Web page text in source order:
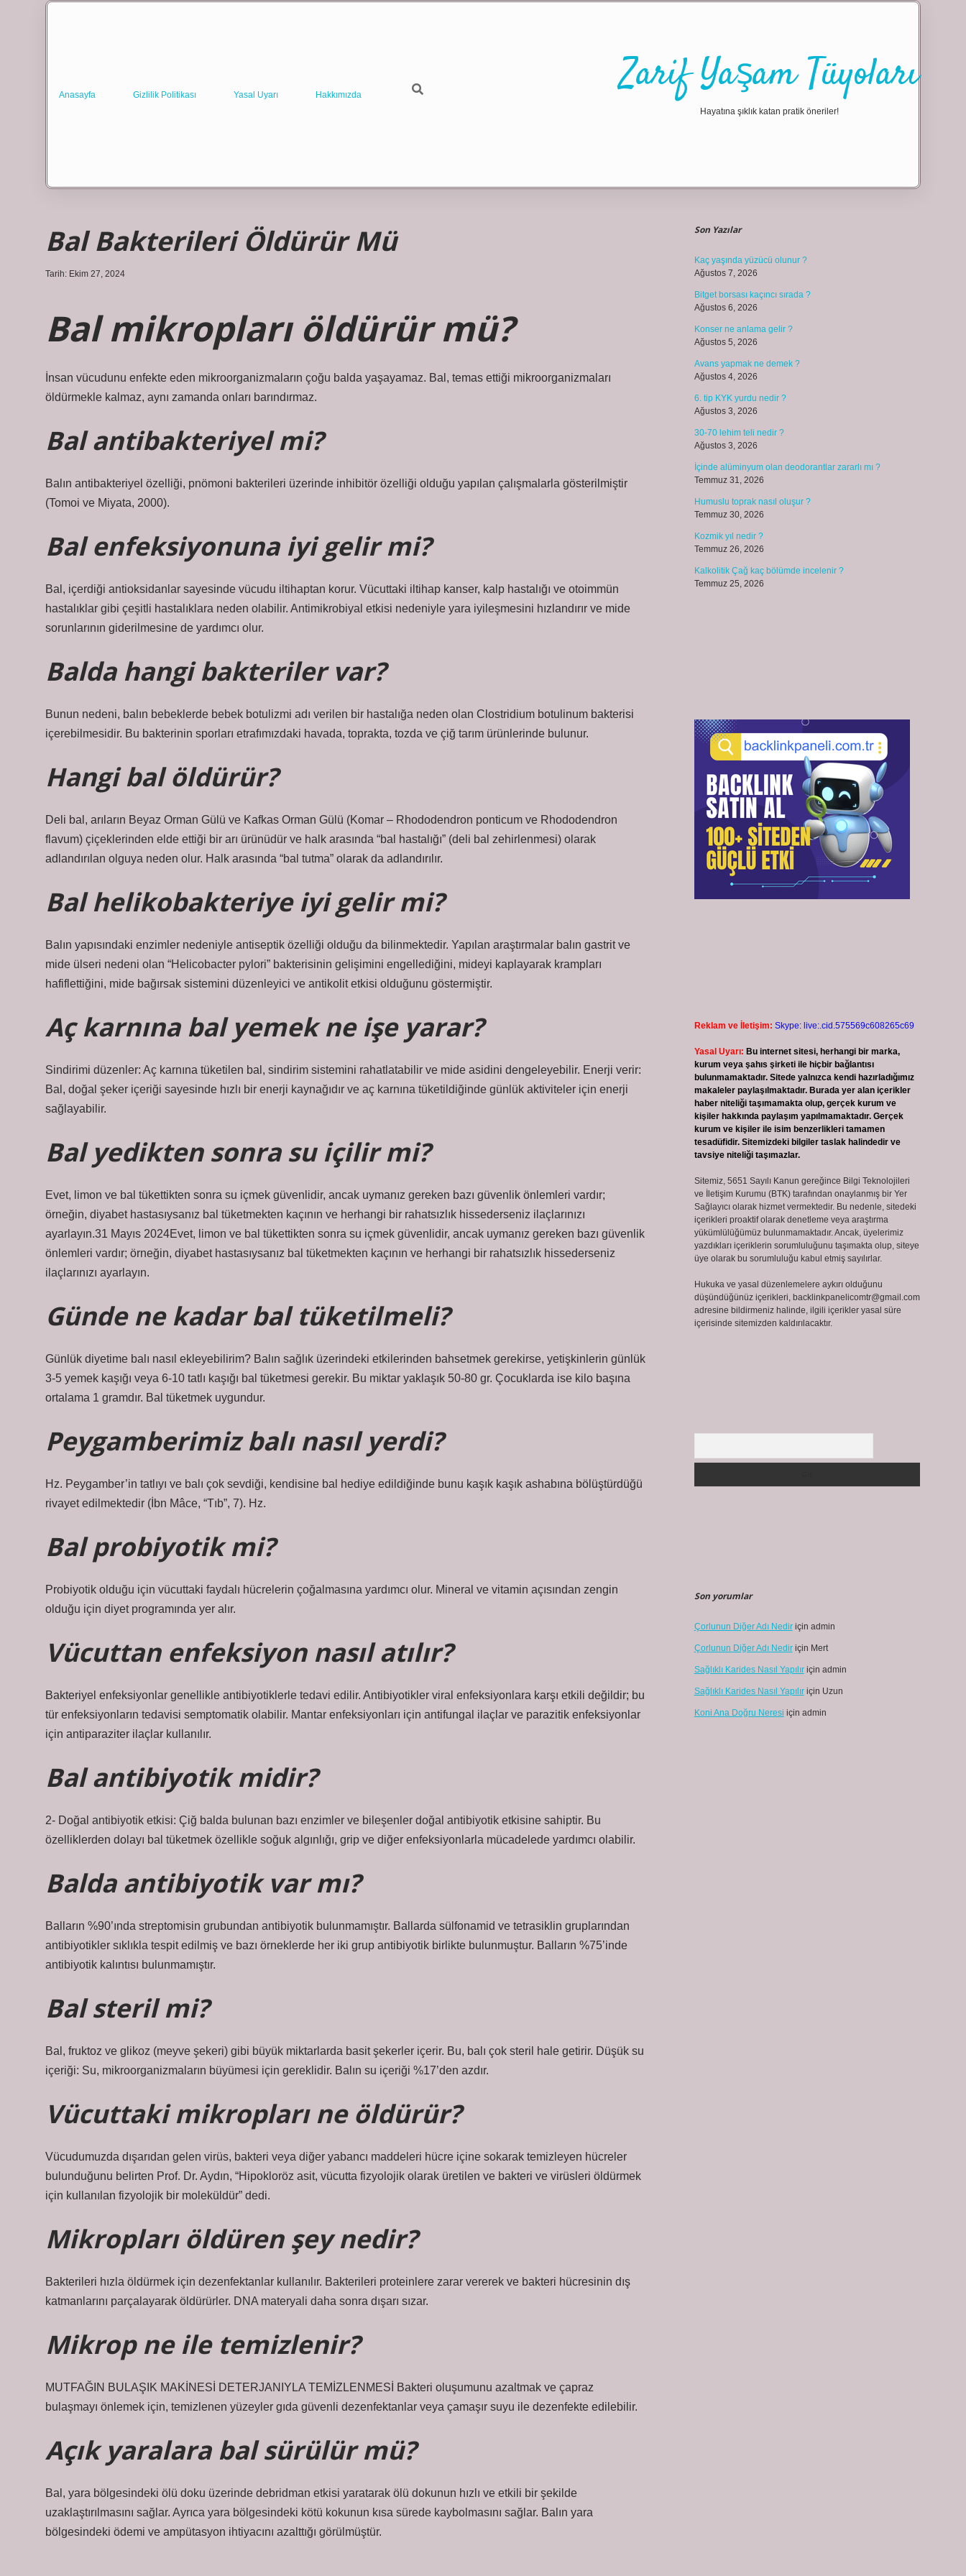
Anasayfa Gizlilik Politikası Yasal Uyarı Hakkımızda Zarif Yaşam Tüyoları
Hayatına şıklık katan pratik öneriler!
Bal Bakterileri Öldürür Mü
Tarih: Ekim 27, 2024
Bal mikropları öldürür mü?
İnsan vücudunu enfekte eden mikroorganizmaların çoğu balda yaşayamaz. Bal, temas ettiği mikroorganizmaları
öldürmekle kalmaz, aynı zamanda onları barındırmaz.
Bal antibakteriyel mi?
Balın antibakteriyel özelliği, pnömoni bakterileri üzerinde inhibitör özelliği olduğu yapılan çalışmalarla gösterilmiştir
(Tomoi ve Miyata, 2000).
Bal enfeksiyonuna iyi gelir mi?
Bal, içerdiği antioksidanlar sayesinde vücudu iltihaptan korur. Vücuttaki iltihap kanser, kalp hastalığı ve otoimmün
hastalıklar gibi çeşitli hastalıklara neden olabilir. Antimikrobiyal etkisi nedeniyle yara iyileşmesini hızlandırır ve mide
sorunlarının giderilmesine de yardımcı olur.
Balda hangi bakteriler var?
Bunun nedeni, balın bebeklerde bebek botulizmi adı verilen bir hastalığa neden olan Clostridium botulinum bakterisi
içerebilmesidir. Bu bakterinin sporları etrafımızdaki havada, toprakta, tozda ve çiğ tarım ürünlerinde bulunur.
Hangi bal öldürür?
Deli bal, arıların Beyaz Orman Gülü ve Kafkas Orman Gülü (Komar – Rhododendron ponticum ve Rhododendron
flavum) çiçeklerinden elde ettiği bir arı ürünüdür ve halk arasında “bal hastalığı” (deli bal zehirlenmesi) olarak
adlandırılan olguya neden olur. Halk arasında “bal tutma” olarak da adlandırılır.
Bal helikobakteriye iyi gelir mi?
Balın yapısındaki enzimler nedeniyle antiseptik özelliği olduğu da bilinmektedir. Yapılan araştırmalar balın gastrit ve
mide ülseri nedeni olan “Helicobacter pylori” bakterisinin gelişimini engellediğini, mideyi kaplayarak krampları
hafiflettiğini, mide bağırsak sistemini düzenleyici ve antikolit etkisi olduğunu göstermiştir.
Aç karnına bal yemek ne işe yarar?
Sindirimi düzenler: Aç karnına tüketilen bal, sindirim sistemini rahatlatabilir ve mide asidini dengeleyebilir. Enerji verir:
Bal, doğal şeker içeriği sayesinde hızlı bir enerji kaynağıdır ve aç karnına tüketildiğinde günlük aktiviteler için enerji
sağlayabilir.
Bal yedikten sonra su içilir mi?
Evet, limon ve bal tükettikten sonra su içmek güvenlidir, ancak uymanız gereken bazı güvenlik önlemleri vardır;
örneğin, diyabet hastasıysanız bal tüketmekten kaçının ve herhangi bir rahatsızlık hissederseniz ilaçlarınızı
ayarlayın.31 Mayıs 2024Evet, limon ve bal tükettikten sonra su içmek güvenlidir, ancak uymanız gereken bazı güvenlik
önlemleri vardır; örneğin, diyabet hastasıysanız bal tüketmekten kaçının ve herhangi bir rahatsızlık hissederseniz
ilaçlarınızı ayarlayın.
Günde ne kadar bal tüketilmeli?
Günlük diyetime balı nasıl ekleyebilirim? Balın sağlık üzerindeki etkilerinden bahsetmek gerekirse, yetişkinlerin günlük
3-5 yemek kaşığı veya 6-10 tatlı kaşığı bal tüketmesi gerekir. Bu miktar yaklaşık 50-80 gr. Çocuklarda ise kilo başına
ortalama 1 gramdır. Bal tüketmek uygundur.
Peygamberimiz balı nasıl yerdi?
Hz. Peygamber’in tatlıyı ve balı çok sevdiği, kendisine bal hediye edildiğinde bunu kaşık kaşık ashabına bölüştürdüğü
rivayet edilmektedir (İbn Mâce, “Tıb”, 7). Hz.
Bal probiyotik mi?
Probiyotik olduğu için vücuttaki faydalı hücrelerin çoğalmasına yardımcı olur. Mineral ve vitamin açısından zengin
olduğu için diyet programında yer alır.
Vücuttan enfeksiyon nasıl atılır?
Bakteriyel enfeksiyonlar genellikle antibiyotiklerle tedavi edilir. Antibiyotikler viral enfeksiyonlara karşı etkili değildir; bu
tür enfeksiyonların tedavisi semptomatik olabilir. Mantar enfeksiyonları için antifungal ilaçlar ve parazitik enfeksiyonlar
için antiparaziter ilaçlar kullanılır.
Bal antibiyotik midir?
2- Doğal antibiyotik etkisi: Çiğ balda bulunan bazı enzimler ve bileşenler doğal antibiyotik etkisine sahiptir. Bu
özelliklerden dolayı bal tüketmek özellikle soğuk algınlığı, grip ve diğer enfeksiyonlarla mücadelede yardımcı olabilir.
Balda antibiyotik var mı?
Balların %90’ında streptomisin grubundan antibiyotik bulunmamıştır. Ballarda sülfonamid ve tetrasiklin gruplarından
antibiyotikler sıklıkla tespit edilmiş ve bazı örneklerde her iki grup antibiyotik birlikte bulunmuştur. Balların %75’inde
antibiyotik kalıntısı bulunmamıştır.
Bal steril mi?
Bal, fruktoz ve glikoz (meyve şekeri) gibi büyük miktarlarda basit şekerler içerir. Bu, balı çok steril hale getirir. Düşük su
içeriği: Su, mikroorganizmaların büyümesi için gereklidir. Balın su içeriği %17’den azdır.
Vücuttaki mikropları ne öldürür?
Vücudumuzda dışarıdan gelen virüs, bakteri veya diğer yabancı maddeleri hücre içine sokarak temizleyen hücreler
bulunduğunu belirten Prof. Dr. Aydın, “Hipokloröz asit, vücutta fizyolojik olarak üretilen ve bakteri ve virüsleri öldürmek
için kullanılan fizyolojik bir moleküldür” dedi.
Mikropları öldüren şey nedir?
Bakterileri hızla öldürmek için dezenfektanlar kullanılır. Bakterileri proteinlere zarar vererek ve bakteri hücresinin dış
katmanlarını parçalayarak öldürürler. DNA materyali daha sonra dışarı sızar.
Mikrop ne ile temizlenir?
MUTFAĞIN BULAŞIK MAKİNESİ DETERJANIYLA TEMİZLENMESİ Bakteri oluşumunu azaltmak ve çapraz
bulaşmayı önlemek için, temizlenen yüzeyler gıda güvenli dezenfektanlar veya çamaşır suyu ile dezenfekte edilebilir.
Açık yaralara bal sürülür mü?
Bal, yara bölgesindeki ölü doku üzerinde debridman etkisi yaratarak ölü dokunun hızlı ve etkili bir şekilde
uzaklaştırılmasını sağlar. Ayrıca yara bölgesindeki kötü kokunun kısa sürede kaybolmasını sağlar. Balın yara
bölgesindeki ödemi ve ampütasyon ihtiyacını azalttığı görülmüştür.
Son Yazılar
Kaç yaşında yüzücü olunur ?
Ağustos 7, 2026
Bitget borsası kaçıncı sırada ?
Ağustos 6, 2026
Konser ne anlama gelir ?
Ağustos 5, 2026
Avans yapmak ne demek ?
Ağustos 4, 2026
6. tip KYK yurdu nedir ?
Ağustos 3, 2026
30-70 lehim teli nedir ?
Ağustos 3, 2026
İçinde alüminyum olan deodorantlar zararlı mı ?
Temmuz 31, 2026
Humuslu toprak nasıl oluşur ?
Temmuz 30, 2026
Kozmik yıl nedir ?
Temmuz 26, 2026
Kalkolitik Çağ kaç bölümde incelenir ?
Temmuz 25, 2026
Reklam ve İletişim: Skype: live:.cid.575569c608265c69
Yasal Uyarı: Bu internet sitesi, herhangi bir marka,
kurum veya şahıs şirketi ile hiçbir bağlantısı
bulunmamaktadır. Sitede yalnızca kendi hazırladığımız
makaleler paylaşılmaktadır. Burada yer alan içerikler
haber niteliği taşımamakta olup, gerçek kurum ve
kişiler hakkında paylaşım yapılmamaktadır. Gerçek
kurum ve kişiler ile isim benzerlikleri tamamen
tesadüfidir. Sitemizdeki bilgiler taslak halindedir ve
tavsiye niteliği taşımazlar.
Sitemiz, 5651 Sayılı Kanun gereğince Bilgi Teknolojileri
ve İletişim Kurumu (BTK) tarafından onaylanmış bir Yer
Sağlayıcı olarak hizmet vermektedir. Bu nedenle, sitedeki
içerikleri proaktif olarak denetleme veya araştırma
yükümlülüğümüz bulunmamaktadır. Ancak, üyelerimiz
yazdıkları içeriklerin sorumluluğunu taşımakta olup, siteye
üye olarak bu sorumluluğu kabul etmiş sayılırlar.
Hukuka ve yasal düzenlemelere aykırı olduğunu
düşündüğünüz içerikleri, backlinkpanelicomtr@gmail.com
adresine bildirmeniz halinde, ilgili içerikler yasal süre
içerisinde sitemizden kaldırılacaktır.
Son yorumlar
Çorlunun Diğer Adı Nediriçin admin
Çorlunun Diğer Adı Nediriçin Mert
Sağlıklı Karides Nasıl Yapılıriçin admin
Sağlıklı Karides Nasıl Yapılıriçin Uzun
Koni Ana Doğru Neresi için admin